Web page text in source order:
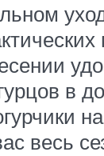
в
весь